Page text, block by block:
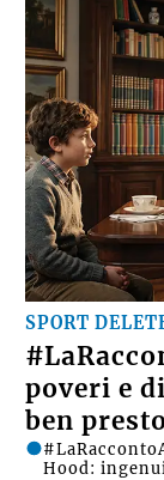
SPORT
poveri e
ben
Hood: